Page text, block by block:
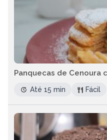
Panquecas de Cenoura
Até 15 min Fácil